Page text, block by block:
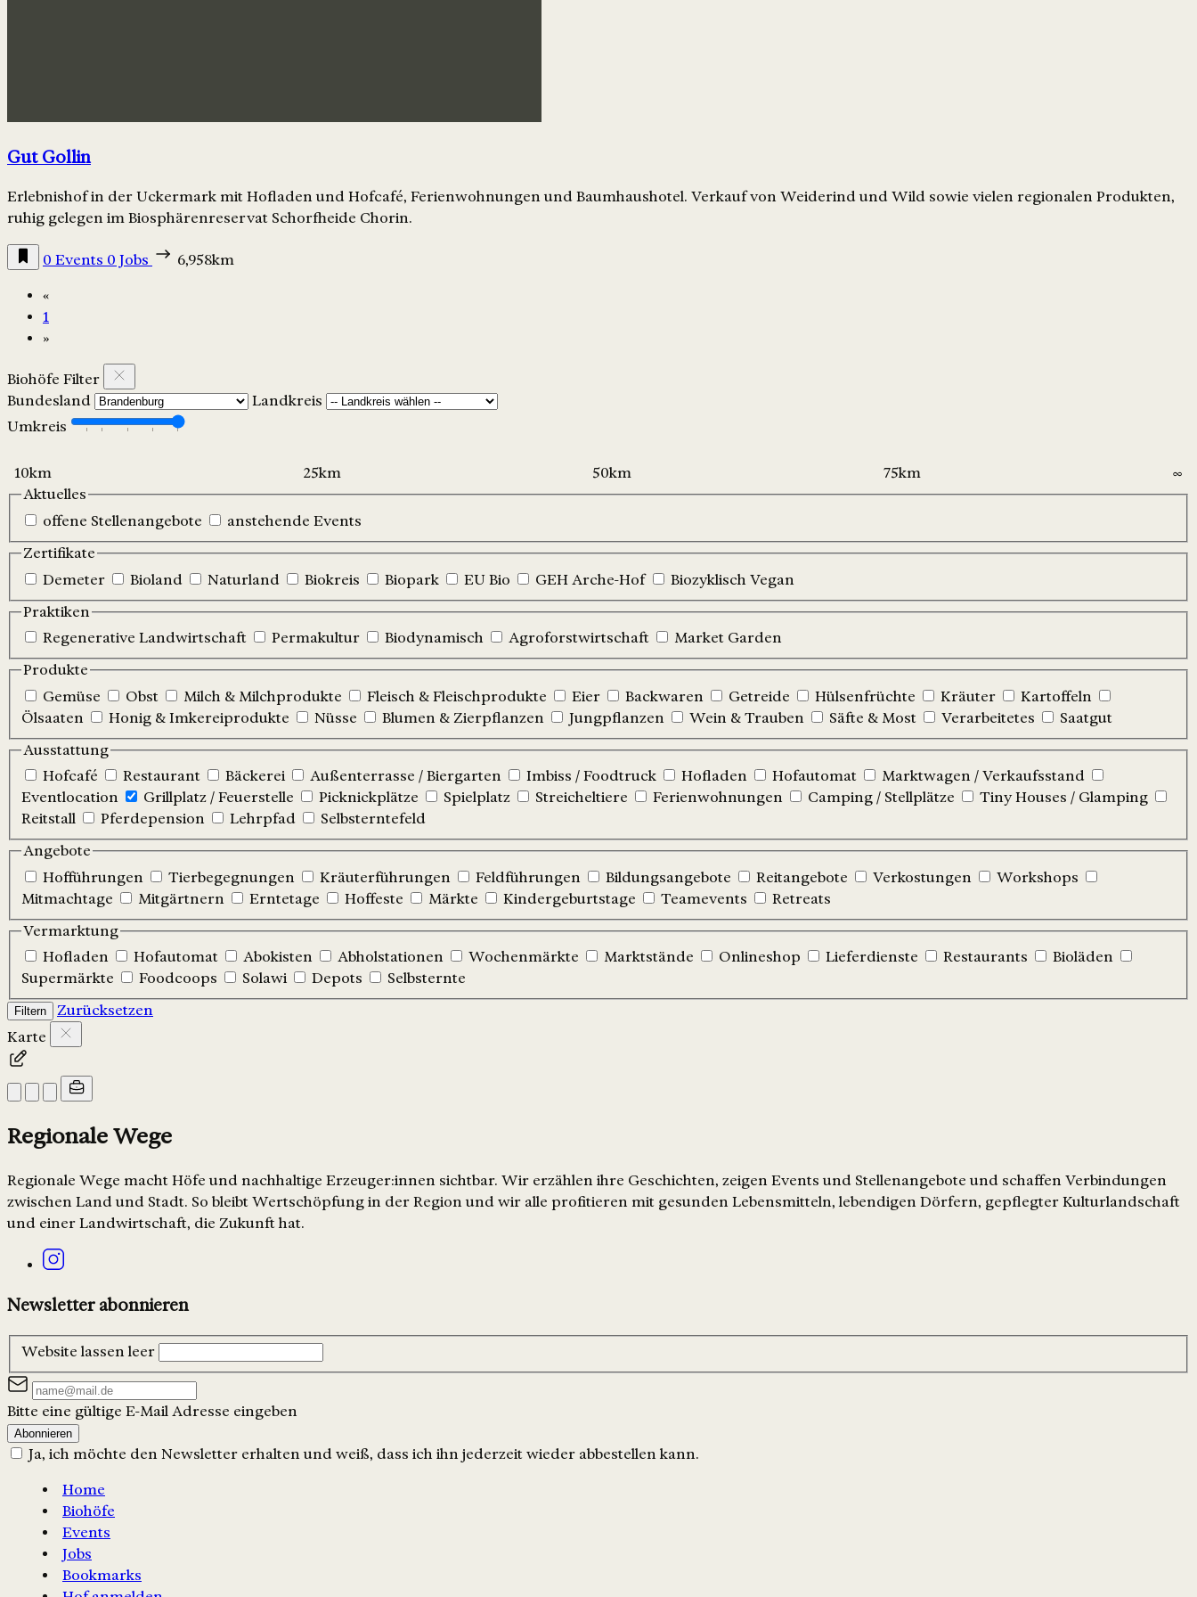
Gut Gollin
Erlebnishof in der Uckermark mit Hofladen und Hofcafé, Ferienwohnungen und Baumhaushotel. Verkauf von Weiderind und Wild sowie vielen regionalen Produkten,
ruhig gelegen im Biosphärenreservat Schorfheide Chorin.
0 Events 0 Jobs 6,958km
«
1
»
Biohöfe Filter
Bundesland
Landkreis
Umkreis
Aktuelles
offene Stellenangebote
anstehende Events
Zertifikate
Demeter
Bioland Naturland Biokreis Biopark EU Bio GEH Arche-Hof
Biozyklisch Vegan
Praktiken
Regenerative Landwirtschaft
Permakultur Biodynamisch Agroforstwirtschaft
Market Garden
Produkte
Gemüse
Obst Milch & Milchprodukte Fleisch & Fleischprodukte Eier Backwaren Getreide Hülsenfrüchte Kräuter
Kartoffeln
Ölsaaten
Honig & Imkereiprodukte Nüsse Blumen & Zierpflanzen Jungpflanzen Wein & Trauben Säfte & Most Verarbeitetes
Saatgut
Ausstattung
Hofcafé
Restaurant Bäckerei Außenterrasse / Biergarten Imbiss / Foodtruck Hofladen Hofautomat
Marktwagen / Verkaufsstand
Eventlocation
Grillplatz / Feuerstelle Picknickplätze Spielplatz Streicheltiere Ferienwohnungen Camping / Stellplätze
Tiny Houses / Glamping
Reitstall
Pferdepension Lehrpfad
Selbsterntefeld
Angebote
Hofführungen
Tierbegegnungen Kräuterführungen Feldführungen Bildungsangebote Reitangebote Verkostungen
Workshops
Mitmachtage
Mitgärtnern Erntetage Hoffeste Märkte Kindergeburtstage Teamevents
Retreats
Vermarktung
Hofladen
Hofautomat Abokisten Abholstationen Wochenmärkte Marktstände Onlineshop Lieferdienste Restaurants
Bioläden
Supermärkte
Foodcoops Solawi Depots Selbsternte
Filtern
Zurücksetzen
Karte
Regionale Wege
Regionale Wege macht Höfe und nachhaltige Erzeuger:innen sichtbar. Wir erzählen ihre Geschichten, zeigen Events und Stellenangebote und schaffen Verbindungen
zwischen Land und Stadt. So bleibt Wertschöpfung in der Region und wir alle profitieren mit gesunden Lebensmitteln, lebendigen Dörfern, gepflegter Kulturlandschaft
und einer Landwirtschaft, die Zukunft hat.
Newsletter abonnieren
Website lassen leer
Bitte eine gültige E-Mail Adresse eingeben
Abonnieren
Ja, ich möchte den Newsletter erhalten und weiß, dass ich ihn jederzeit wieder abbestellen kann.
Home
Biohöfe
Events
Jobs
Bookmarks